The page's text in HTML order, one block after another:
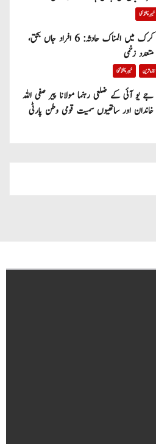
خیبر پختونخوا
کرک میں المناک حادثہ: 6 افراد جاں بحق،
متعدد زخمی
تازہ ترین خیبر پختونخوا
جے یو آئی کے ضلعی رہنما مولانا پیر صفی اللہ
خاندان اور ساتھیوں سمیت قومی وطن پارٹی